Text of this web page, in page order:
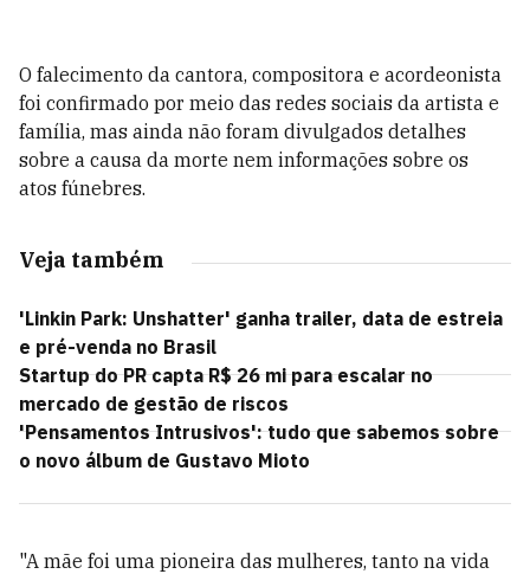
O falecimento da cantora, compositora e acordeonista
foi confirmado por meio das redes sociais da artista e
família, mas ainda não foram divulgados detalhes
sobre a causa da morte nem informações sobre os
atos fúnebres.
Veja também
'Linkin Park: Unshatter' ganha trailer, data de estreia
e pré-venda no Brasil
Startup do PR capta R$ 26 mi para escalar no
mercado de gestão de riscos
'Pensamentos Intrusivos': tudo que sabemos sobre
o novo álbum de Gustavo Mioto
"A mãe foi uma pioneira das mulheres, tanto na vida